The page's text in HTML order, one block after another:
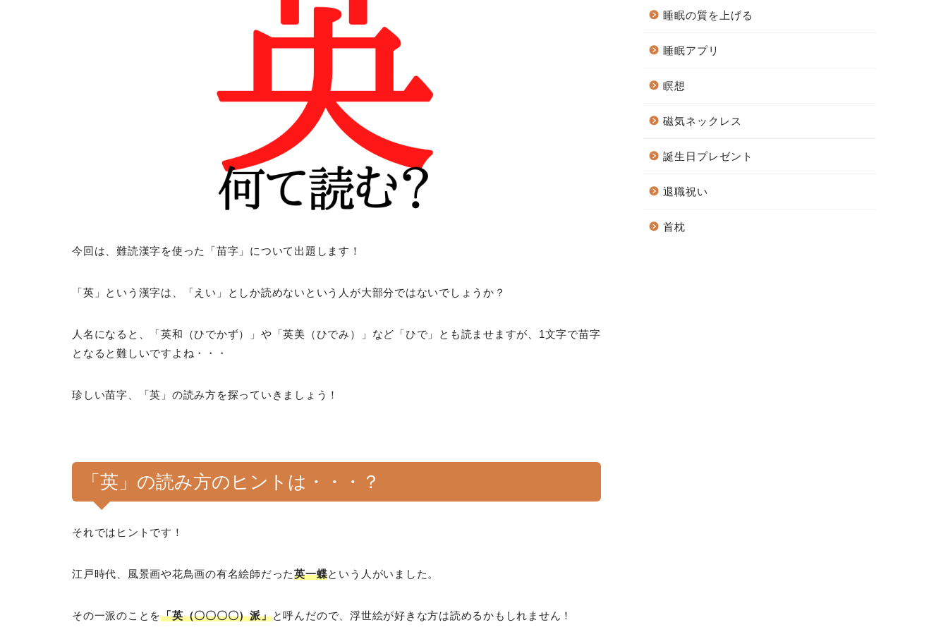
今回は、難読漢字を使った「苗字」について出題します！
「英」という漢字は、「えい」としか読めないという人が大部分ではないでしょうか？
人名になると、「英和（ひでかず）」や「英美（ひでみ）」など「ひで」とも読ませますが、1文字で苗字
となると難しいですよね・・・
珍しい苗字、「英」の読み方を探っていきましょう！
「英」の読み方のヒントは・・・？
それではヒントです！
江戸時代、風景画や花鳥画の有名絵師だった英一蝶という人がいました。
その一派のことを「英（〇〇〇〇）派」と呼んだので、浮世絵が好きな方は読めるかもしれません！
睡眠の質を上げる
睡眠アプリ
瞑想
磁気ネックレス
誕生日プレゼント
退職祝い
首枕